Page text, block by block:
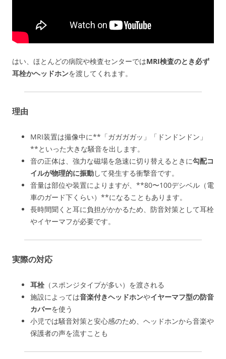
はい、ほとんどの病院や検査センターではMRI検査のとき必ず
耳栓かヘッドホンを渡してくれます。
理由
MRI装置は撮像中に**「ガガガガッ」「ドンドンドン」
**といった大きな騒音を出します。
音の正体は、強力な磁場を急速に切り替えるときに勾配コ
イルが物理的に振動して発生する衝撃音です。
音量は部位や装置によりますが、**80〜100デシベル（電
車のガード下くらい）**になることもあります。
長時間聞くと耳に負担がかかるため、防音対策として耳栓
やイヤーマフが必要です。
実際の対応
耳栓（スポンジタイプが多い）を渡される
施設によっては音楽付きヘッドホンやイヤーマフ型の防音
カバーを使う
小児では騒音対策と安心感のため、ヘッドホンから音楽や
保護者の声を流すことも